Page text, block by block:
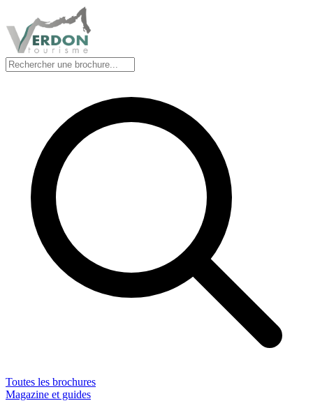
Toutes les brochures
Magazine et guides